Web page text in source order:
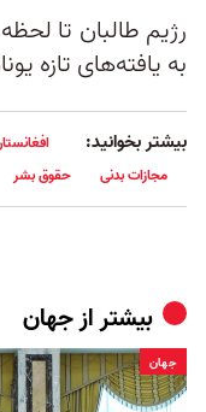
رژیم طالبان تا
به یافته‌های تازه
بیشتر بخوانید:
مجازات بدنی
حقوق بشر
بیشتر ازجهان
جهان